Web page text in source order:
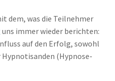
dem, was die Teilnehmer
uns immer wieder berichten:
auf den Erfolg, sowohl
(Hypnose-